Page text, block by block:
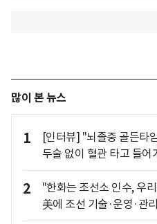
많이 본 뉴스
1
[인터뷰] "뇌졸중 골든타
두술 없이 혈관 타고 들어
2
"한화는 조선소 인수, 우
美에 조선 기술·운영·관